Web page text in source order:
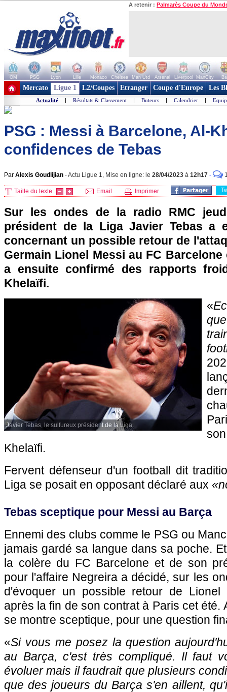
A retenir : Palmarès Coupe du
OM PSG Lyon Lille Monaco Chelsea Man Utd Arsenal Liverpool ManCity
+ de clubs
Mercato Ligue 1 L2/Coupes Etranger Coupe d'Europe Les
Actualité | Résultats & Classement | Buteurs | Calendrier |
PSG : Messi à Barcelone, Al-
confidences de Tebas
Par Alexis Goudlijian -Actu Ligue 1, Mise en ligne: le 28/04/2023 à 12h17 -
Taille du texte: Email Imprimer
Sur les ondes de la radio RMC
président de la Liga Javier Tebas a
concernant un possible retour de
Germain Lionel Messi au FC
a ensuite confirmé des rapports
Khelaïfi.
Javier Tebas, le sulfureux président de la Liga.
«
Khelaïfi.
Fervent défenseur d'un football dit
Liga se posait en opposant déclaré aux
Tebas sceptique pour Messi au Barça
Ennemi des clubs comme le PSG ou
jamais gardé sa langue dans sa poche.
la colère du FC Barcelone et de son
pour l'affaire Negreira a décidé, sur les
d'évoquer un possible retour de Lionel
après la fin de son contrat à Paris cet été.
se montre sceptique, pour une question
«Si vous me posez la question
au Barça, c'est très compliqué. Il faut
évoluer mais il faudrait que plusieurs
que des joueurs du Barça s'en aillent,